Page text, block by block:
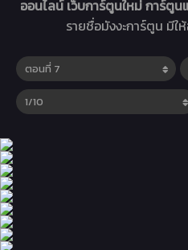
ออนไลน์ เว็บการ์ตูนใหม่ การ์ตู
รายชื่อมังงะการ์ตูน มีใ